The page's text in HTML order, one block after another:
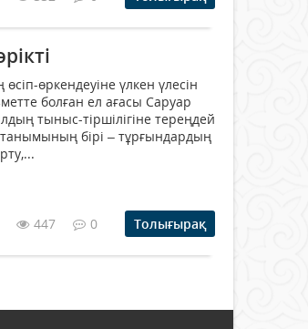
өркендеуіне үлкен үлесін
болған ел ағасы Саруар
тыныс-тіршілігіне тереңдей
бірі – тұрғындардың
447 0 Толығырақ